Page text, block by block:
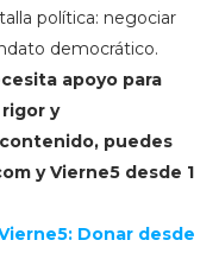
política: negociar
democrático.
apoyo para
y
puedes
yVierne5 desde 1
Donar desde